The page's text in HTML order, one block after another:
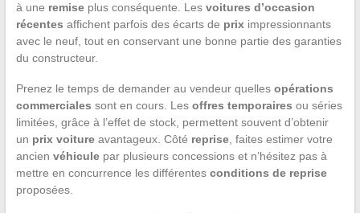
à une remiseplus conséquente. Les voitures d’occasion
récentes affichent parfois des écarts de priximpressionnants
avec le neuf, tout en conservant une bonne partie des garanties
du constructeur.
Prenez le temps de demander au vendeur quelles opérations
commerciales sont en cours. Les offres temporaires ou séries
limitées, grâce à l’effet de stock, permettent souvent d’obtenir
un prix voitureavantageux. Côté reprise, faites estimer votre
ancien véhiculepar plusieurs concessions et n’hésitez pas à
mettre en concurrence les différentes conditions de reprise
proposées.